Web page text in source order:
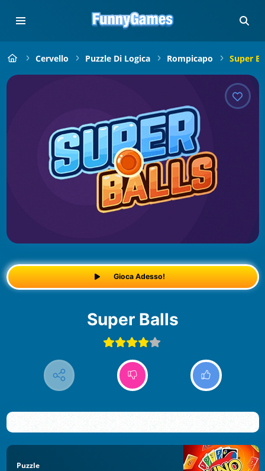
Cervello Puzzle Di Logica Rompicapo Super
Gioca Adesso!
Super Balls
Puzzle